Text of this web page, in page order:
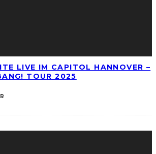
LIVE IM CAPITOL HANNOVER –
TOUR 2025